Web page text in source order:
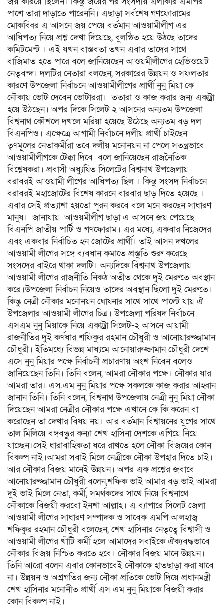
পাশে তারা দাড়াতে পারেননি। এছাড়া সর্বশেষ গণফোরামের
মোকব্বির এ আসনে জয় পেয়ে বর্তমান আওয়ামীলীগ এর
আধিপত্য নিয়ে প্রশ্ন দেখা দিয়েছে, বুলন্ঠিত হয়ে উঠছে তাদের
কমিটমেন্ট । এই যখন বাস্তবতা তখন এবার তাদের সাথে
বাজিমাত হতে পারে বলে জানিয়েছেন আওয়মীলীগের হেভিওয়েট
নেতৃৃবন্দ। দলটির নেতারা বলছেন, সরকারের উন্নয়ন ও সফলতার
কারণে উপজেলা নির্বাচনে আওয়ামীলীগের প্রার্থী নুনু মিয়া কে
নৌকায় ভোট দেবেন ভোটাররা। ততারা ও কাজ করার জন্য একট্রা
হয়ে উঠছেন। অপর দিকে সিলেট ২ আসনের অন্যতম উপজেলা
বিশ্বনাথ কৌশলে দখলে মরিয়া হয়েছে উঠেছে অন্যতম বড় দল
বিএনপিও। এক্ষেত্রে আগামী নির্বাচনে দলীয় প্রার্থী চাইছেন
তৃণমূলের নেতাকর্মীরা তবে দলীয় মনোনয়ন না পেলে সতন্ত্রভাবে
আওয়ামীলীগকে টেক্কা দিবে বলে জানিয়েছেন রাজনৈতিক
বিশ্লেষকরা। প্রবাসী অধ্যুষিত সিলেটের বিশ্বনাথ উপজেলায়
বরাবরই আওয়ামী লীগের আধিপত্য ছিল । কিন্তু সংসদ নির্বাচনে
বরাবরই মহাজোটের বিশেষ কারনে বারবার ছাড় দিতে হয়েছে ।
এবার সেই প্রত্যাশা হয়তো পূরন করবে বলে মনে করছেন সাধারণ
মানুষ। জানাযায় আওয়মীলীগ ছাড়া এ আসনে জয় পেয়েছে
বিএনপি জাতীয় পার্টি ও গণফোরাম। এর মধ্যে, একবার নিজেদের
এবং একবার নির্বাচিত হন জোটের প্রার্থী। তাই আসন দখলের
আওয়ামী লীগের সঙ্গে ব্যবধান কমাতে প্রস্তুতি শুরু করেছে
সংসদের বাইরে থাকা দলটি। অন্যদিকে বিশ্বনাথ উপজেলায়
আওয়ামী লীগের রাজনীতি নিকঠ অতীত থেকে দুই মেরুতে অবস্থান
করে।উপজেলা নির্বাচন নিয়েও তাদের অবস্থান ছিলো দুই মেরুতে।
কিন্তু নেত্রী নৌকার মনোনয়ন ঘোষনার সাথে সাথে পাল্টে যায় ঐ
উপজেলার আওয়ামী লীগের চিত্র। উপজেলা পরিষদ নির্বাচনে
এসএম নুনু মিয়াকে নিয়ে একাট্রা সিলেট-২ আসনে আয়ামী
রাজনীতির দুই কর্ণধার শফিকুর রহমান চৌধুরী ও আনোয়ারুজ্জামান
চৌধুরী। ইতিমধ্যে বিভন্ন মাধ্যমে আনোয়ারুজ্জামান চৌধুরী দেশে
এসে নুনু মিয়ার পক্ষে নির্বাচনী প্রচারণায় অংশ নিবেন বলেও
জানিয়েছেন তিনি। তিনি বলেন, আমরা নৌকার পক্ষে। নৌকার যার
আমরা তার। এস.এম নুনু মিয়ার পক্ষে সকলকে কাজ করার আহ্বান
জানান তিনি। তিনি বলেন, বিশ্বনাথ উপজেলায় নেত্রী নুনু মিয়া নৌকা
দিয়েছেন আমরা নেত্রীর নৌকার পক্ষে এখানে কে কি করেন বা
করোছেন তা দেখার বিষয় নয়। আর বর্তমান বিশ্বায়নের যুগের সাথে
তাল মিলিয়ে বঙ্গবন্ধুর কন্যা শেখ হাসিনা দেশকে এগিয়ে নিয়ে
যাচ্ছেন।সেই ধারাবাহিকতা ধরে রাখতে হলে নৌকা বিজয়ের কোন
বিকল্প নাই।আমরা সবাই মিলে নেত্রীকে নৌকা উপহার দিতে চাই।
আর নৌকার বিজয় মানেই উন্নয়ন। অপর এক প্রশ্নের জবাবে
আনোয়ারুজ্জামান চৌধুরী বলেন,শফিক ভাই আমার বড় ভাই আমরা
দুই ভাই মিলে নেতা, কর্মী, সমর্থকদের সাথে নিয়ে বিশ্বনাথে
নৌকাকে বিজয়ী করবো ইনশা আল্লাহ। এ ব্যাপারে সিলেট জেলা
আওয়ামী লীগের সাধারণ সম্পাদক ও সাবেক এমপি আলহাজ্ব
শফিকুর রহমান চৌধুরী বলেছেন, শেখ হাসিনার নেতৃত্বে বিশ্বাসী ও
আওয়ামী লীগের খাঁটি কর্মী হলে আমাদের সবাইকে ঐক্যবদ্ধভাবে
নৌকার বিজয় নিশ্চিত করতে হবে। নৌকার বিজয় মানে উন্নয়ন।
তিনি আরো বলেন এবার কোনভাবেই নৌকাকে হাতছাড়া করা যাবে
না। উন্নয়ন ও অগ্রগতির জন্য নৌকা প্রতিকে ভোট দিয়ে প্রধানমন্ত্রী
শেখ হাসিনার মনোনীত প্রার্থী এস এম নুনু মিয়াকে বিজয়ী করার
কোন বিকল্প নাই।